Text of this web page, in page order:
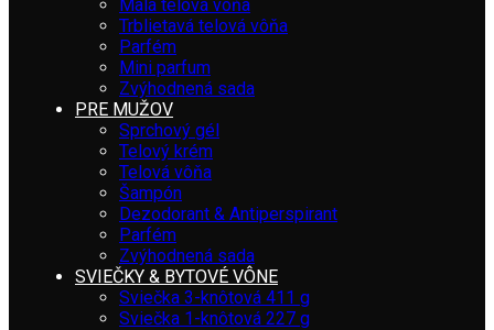
Malá telová vôňa
Trblietavá telová vôňa
Parfém
Mini parfum
Zvýhodnená sada
PRE MUŽOV
Sprchový gél
Telový krém
Telová vôňa
Šampón
Dezodorant & Antiperspirant
Parfém
Zvýhodnená sada
SVIEČKY & BYTOVÉ VÔNE
Sviečka 3-knôtová 411 g
Sviečka 1-knôtová 227 g